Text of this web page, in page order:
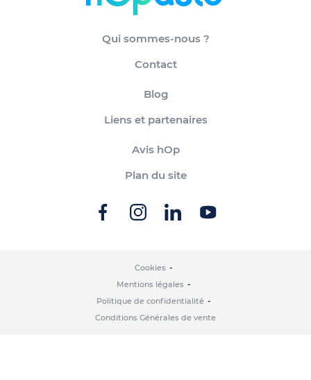
Qui sommes-nous ?
Contact
Blog
Liens et partenaires
Avis hOp
Plan du site
Cookies
Mentions légales
Politique de confidentialité
Conditions Générales de vente